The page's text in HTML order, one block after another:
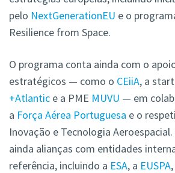
pelo NextGenerationEU e o
Resilience from Space.
O programa conta ainda com o
estratégicos — como o CEiiA, a
+Atlantic e a PME MUVU — em
a Força Aérea Portuguesa e o
Inovação e Tecnologia
ainda alianças com entidades
referência, incluindo a ESA, a EUSPA